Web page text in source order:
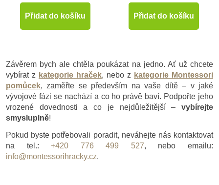
Přidat do košíku Přidat do košíku
Závěrem bych ale chtěla poukázat na jedno. Ať už chcete
vybírat z kategorie hraček, nebo z kategorie Montessori
pomůcek, zaměřte se především na vaše dítě – v jaké
vývojové fázi se nachází a co ho právě baví. Podpořte jeho
vrozené dovednosti a co je nejdůležitější – vybírejte
smysluplně!
Pokud byste potřebovali poradit, neváhejte nás kontaktovat
na tel.:+420 776 499 527, nebo emailu:
info@montessorihracky.cz.